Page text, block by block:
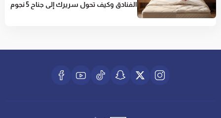
الفنادق وكيف تحول سريرك إلى جناح 5 نجوم